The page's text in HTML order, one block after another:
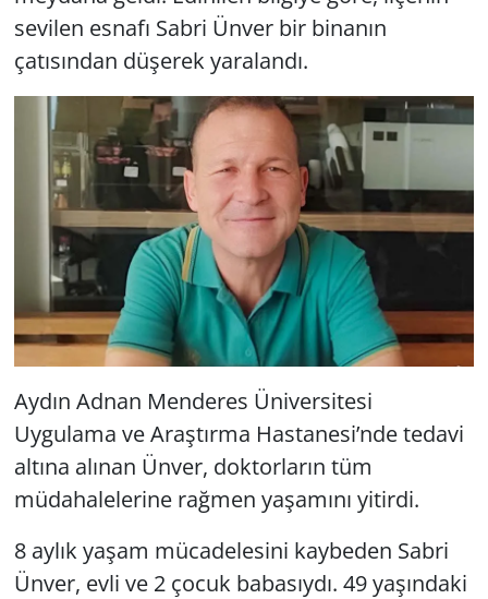
sevilen esnafı Sabri Ünver bir binanın
çatısından düşerek yaralandı.
Aydın Adnan Menderes Üniversitesi
Uygulama ve Araştırma Hastanesi’nde tedavi
altına alınan Ünver, doktorların tüm
müdahalelerine rağmen yaşamını yitirdi.
8 aylık yaşam mücadelesini kaybeden Sabri
Ünver, evli ve 2 çocuk babasıydı. 49 yaşındaki